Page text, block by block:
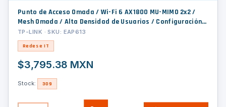
Punto de Acceso Omada / Wi-Fi 6 AX1800 MU-MIMO 2x2 /
Mesh Omada / Alta Densidad de Usuarios / Configuración
por Controlador o Stand-Alone / Para Montaje en
Techo/pared / Alimentación PoE+
TP-LINK · SKU: EAP613
Redes e IT
$3,795.38 MXN
Stock: 309